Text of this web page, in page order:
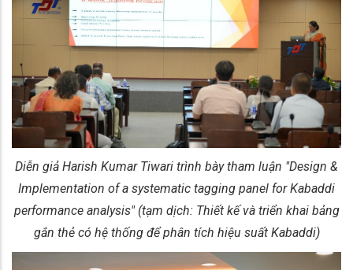
Diễn giả Harish Kumar Tiwari trình bày tham luận "Design &
Implementation of a systematic tagging panel for Kabaddi
performance analysis" (tạm dịch: Thiết kế và triển khai bảng
gắn thẻ có hệ thống để phân tích hiệu suất Kabaddi)